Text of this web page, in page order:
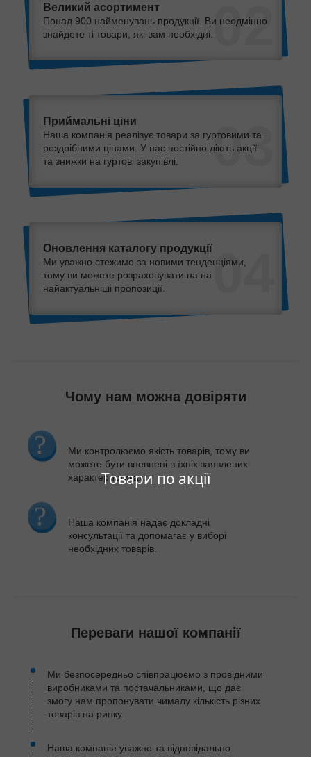
Товари по акції
02
Великий асортимент
Понад 900 найменувань продукції. Ви неодмінно
знайдете ті товари, які вам необхідні.
03
Приймальні ціни
Наша компанія реалізує товари за гуртовими та
роздрібними цінами. У нас постійно діють акції
та знижки на гуртові закупівлі.
04
Оновлення каталогу продукції
Ми уважно стежимо за новими тенденціями,
тому ви можете розраховувати на на
найактуальніші пропозиції.
Чому нам можна довіряти
Ми контролюємо якість товарів, тому ви
можете бути впевнені в їхніх заявлених
характеристиках.
Наша компанія надає докладні
консультації та допомагає у виборі
необхідних товарів.
Переваги нашої компанії
Ми безпосередньо співпрацюємо з провідними
виробниками та постачальниками, що дає
змогу нам пропонувати чималу кількість різних
товарів на ринку.
Наша компанія уважно та відповідально